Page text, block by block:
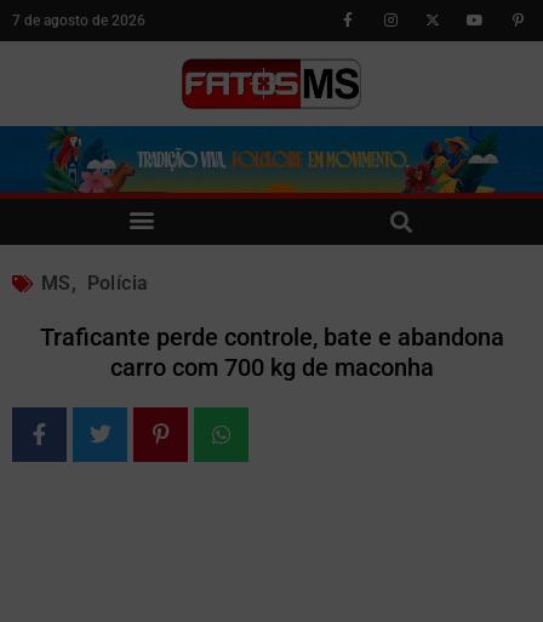
7 de agosto de 2026
MS, Polícia
Traficante perde controle, bate e abandona
carro com 700 kg de maconha